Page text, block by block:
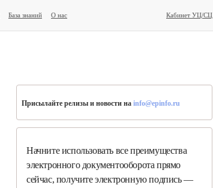
Кабинет УЦ/СЦ
База знаний О нас
Присылайте релизы и новости на info@epinfo.ru
Начните использовать все преимущества
электронного документооборота прямо
сейчас, получите электронную подпись —